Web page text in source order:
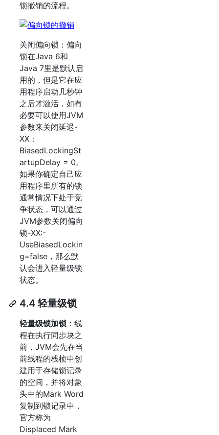
锁撤销的流程。
关闭偏向锁：偏向
锁在Java 6和
Java 7里是默认启
用的，但是它在应
用程序启动几秒钟
之后才激活，如有
必要可以使用JVM
参数来关闭延迟-
XX：
BiasedLockingSt
artupDelay = 0。
如果你确定自己应
用程序里所有的锁
通常情况下处于竞
争状态，可以通过
JVM参数关闭偏向
锁-XX:-
UseBiasedLockin
g=false，那么默
认会进入轻量级锁
状态。
4.4 轻量级锁
轻量级锁加锁 ：线
程在执行同步块之
前，JVM会先在当
前线程的栈桢中创
建用于存储锁记录
的空间，并将对象
头中的Mark Word
复制到锁记录中，
官方称为
Displaced Mark